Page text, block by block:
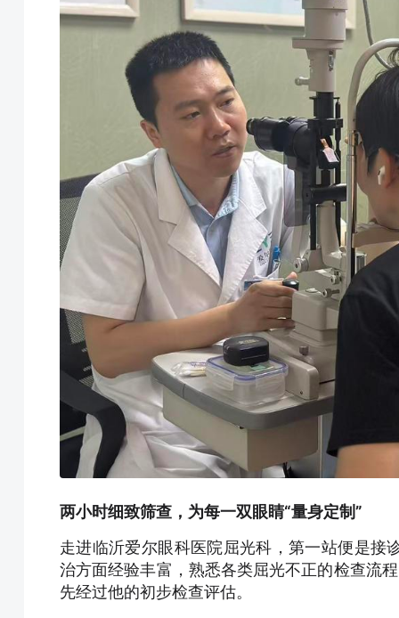
两小时细致筛查，为每一双眼睛“量身定制”
走进临沂爱尔眼科医院屈光科，第一站便是接
治方面经验丰富，熟悉各类屈光不正的检查流
先经过他的初步检查评估。